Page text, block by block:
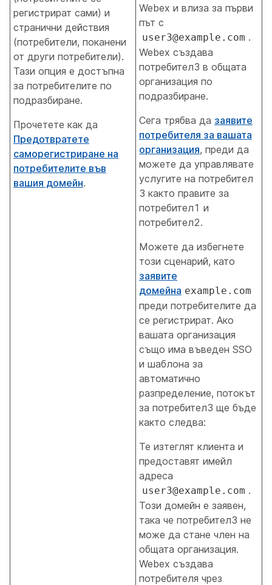
регистрират сами) и
странични действия
(потребители, поканени
от други потребители).
Тази опция е достъпна
за потребителите по
подразбиране.
Прочетете как да
Предотвратете
саморегистриране на
потребителите във
вашия домейн.
Webex и влиза за първи
път с
user3@example.com .
Webex създава
потребител3 в общата
организация по
подразбиране.
Сега трябва да заявите
потребителя за вашата
организация, преди да
можете да управлявате
услугите на потребител
3 както правите за
потребител1 и
потребител2.
Можете да избегнете
този сценарий, като
заявите
домейна example.com
преди потребителите да
се регистрират. Ако
вашата организация
също има въведен SSO
и шаблона за
автоматично
разпределение, потокът
за потребител3 ще бъде
както следва:
Те изтеглят клиента и
предоставят имейл
адреса
user3@example.com .
Този домейн е заявен,
така че потребител3 не
може да стане член на
общата организация.
Webex създава
потребителя чрез